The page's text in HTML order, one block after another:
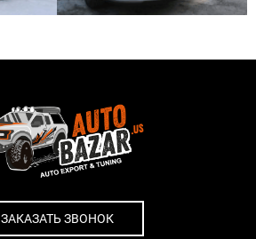
ЗАКАЗАТЬ ЗВОНОК